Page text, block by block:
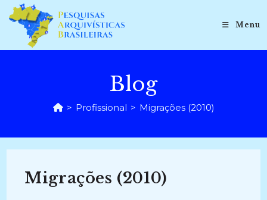
para
conteúdo
Menu
Blog
> Profissional > Migrações (2010)
Migrações (2010)